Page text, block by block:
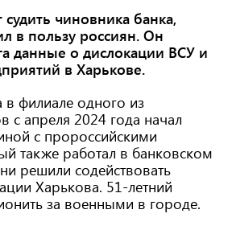
судить чиновника банка,
в пользу россиян. Он
данные о дислокации ВСУ и
в Харькове.
в филиале одного из
с апреля 2024 года начал
с пророссийскими
также работал в банковском
решили содействовать
Харькова. 51-летний
за военными в городе.